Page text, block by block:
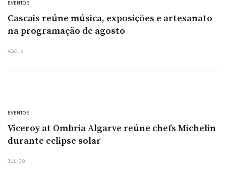
EVENTOS
Cascais reúne música, exposições e artesanato
na programação de agosto
AGO. 6
EVENTOS
Viceroy at Ombria Algarve reúne chefs Michelin
durante eclipse solar
JUL. 30